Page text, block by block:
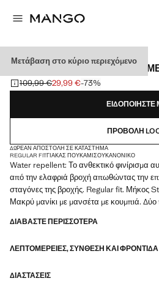
Μετάβαση στο κύριο περιεχόμενο
ΚΑΜΠΑΡΝΤΊΝΑ ΑΔΙΆΒΡΟΧΗ
Αρχική τιμή με διαγραφή [109,99 € ]
109,99 €
Ισχύουσα τιμή [29,99 € ]
29,99 €-73%
Διάλεξε χρώμα
ΕΙΔΟΠΟΙΉΣΤΕ
ΠΡΟΒΟΛΉ
ΔΩΡΕΆΝ ΑΠΟΣΤΟΛΉ ΣΕ ΚΑΤΆΣΤΗΜΑ
REGULAR FITΓΙΑΚΆΣ ΠΟΥΚΆΜΙΣΟΥΚΑΝΟΝΙΚΌ
Water repellent: Το ανθεκτικό φινίρισμα
από την ελαφριά βροχή απωθώντας την
σταγόνες της βροχής. Regular fit. Μήκος
Μακρύ μανίκι με μανσέτα με κουμπιά. Δύο
έκπτωση
ΔΙΑΒΆΣΤΕ ΠΕΡΙΣΣΌΤΕΡΑ
ΛΕΠΤΟΜΈΡΕΙΕΣ, ΣΎΝΘΕΣΗ ΚΑΙ ΦΡΟΝΤΊΔΑ
ΔΙΑΣΤΆΣΕΙΣ